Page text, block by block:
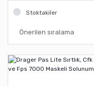
Stoktakiler